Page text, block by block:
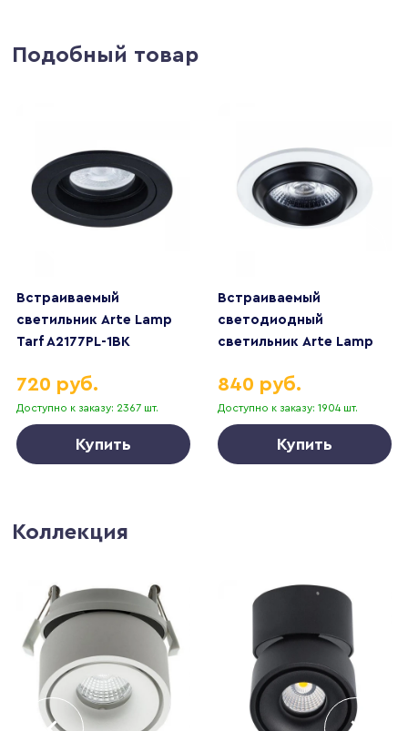
Подобный товар
Встраиваемый
светильник Arte Lamp
Tarf A2177PL-1BK
Доступно к заказу: 2367 шт.
720 руб.
Купить
Встраиваемый
светодиодный
светильник Arte Lamp
Доступно к заказу: 1904 шт.
840 руб.
Купить
Коллекция